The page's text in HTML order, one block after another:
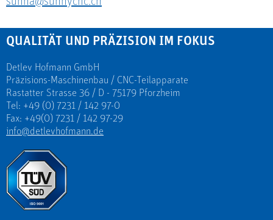
QUALITÄT UND PRÄZISION IM FOKUS
Detlev Hofmann GmbH
Präzisions-Maschinenbau / CNC-Teilapparate
Rastatter Strasse 36 / D - 75179 Pforzheim
Tel: +49 (0) 7231 / 142 97-0
Fax: +49(0) 7231 / 142 97-29
info@detlevhofmann.de